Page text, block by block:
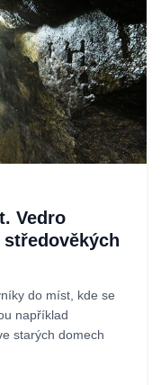
Vedro
do míst, kde se
například
starých domech